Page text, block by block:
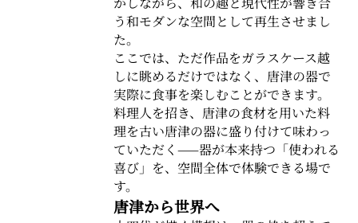
う和モダンな空間として再生させまし
た。
ここでは、ただ作品をガラスケース越
しに眺めるだけではなく、唐津の器で
実際に食事を楽しむことができます。
料理人を招き、唐津の食材を用いた料
理を古い唐津の器に盛り付けて味わっ
ていただく——器が本来持つ「使われる
喜び」を、空間全体で体験できる場で
す。
唐津から世界へ